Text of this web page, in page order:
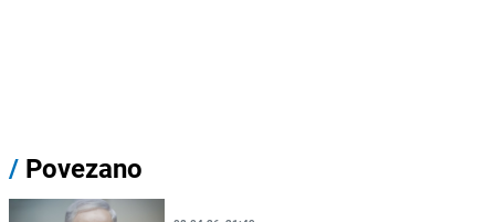
/ Povezano